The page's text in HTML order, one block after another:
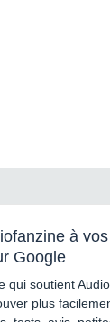
à
Google
qui soutient
plus